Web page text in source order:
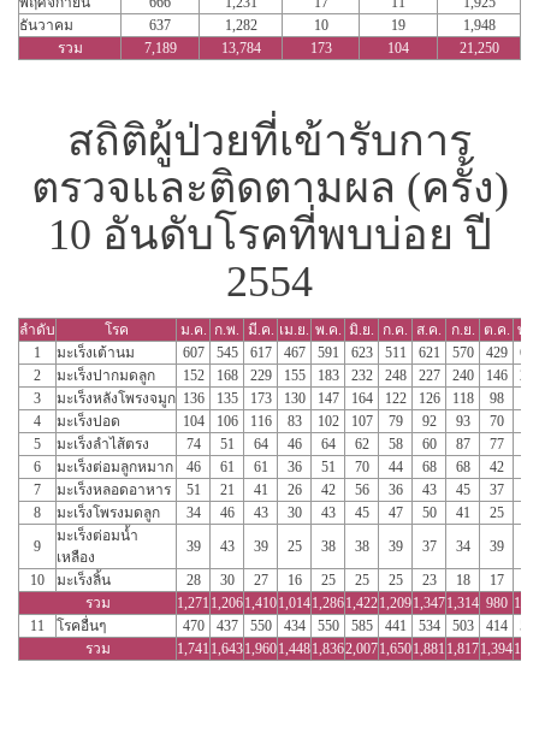
ธันวาคม
637 1,282 10 19
1,948
รวม
7,189 13,784 173 104 21,250
สถิติผู้ป่วยที่เข้ารับการ
ตรวจและติดตามผล (ครั้ง)
10 อันดับโรคที่พบบ่อย ปี
2554
ลำดับ โรค ม.ค. ก.พ. มี.ค. เม.ย. พ.ค. มิ.ย. ก.ค. ส.ค. ก.ย. ต.ค. พ.
1
มะเร็งเต้านม 607 545 617 467 591 623 511 621 570 429
2
มะเร็งปากมดลูก 152 168 229 155 183 232 248 227 240 146
3
มะเร็งหลังโพรงจมูก 136 135 173 130 147 164 122 126 118 98
4
มะเร็งปอด 104 106 116 83 102 107 79 92 93 70
5
มะเร็งลำไส้ตรง 74 51 64 46 64 62 58 60 87 77
6
มะเร็งต่อมลูกหมาก 46 61 61 36 51 70 44 68 68 42
7
มะเร็งหลอดอาหาร 51 21 41 26 42 56 36 43 45 37
8
มะเร็งโพรงมดลูก 34 46 43 30 43 45 47 50 41 25
9
มะเร็งต่อมน้ำ
เหลือง
39 43 39 25 38 38 39 37 34 39
10
มะเร็งลิ้น 28 30 27 16 25 25 25 23 18 17
รวม
1,271 1,2061,4101,0141,2861,4221,2091,3471,314 980
11
โรคอื่นๆ 470 437 550 434 550 585 441 534 503 414
รวม
1,741 1,6431,9601,4481,8362,0071,6501,881 1,8171,394